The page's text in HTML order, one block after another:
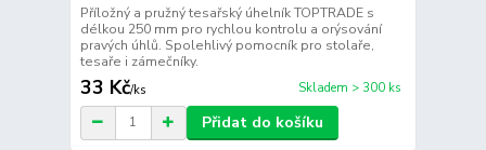
Příložný a pružný tesařský úhelník TOPTRADE s
délkou 250 mm pro rychlou kontrolu a orýsování
pravých úhlů. Spolehlivý pomocník pro stolaře,
tesaře i zámečníky.
33 Kč/ks Skladem > 300 ks
Přidat do košíku